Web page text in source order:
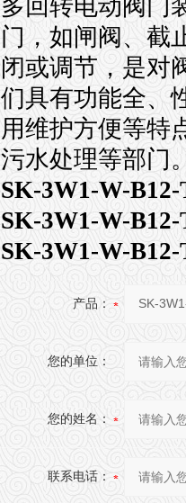
多回转电动阀门
门，如闸阀、截
闭或调节，是对
们具有功能全、
用维护方便等特
污水处理等部门
SK-3W1-W-
SK-3W1-W-
SK-3W1-W-
产品：
您的单位：
您的姓名：
联系电话：